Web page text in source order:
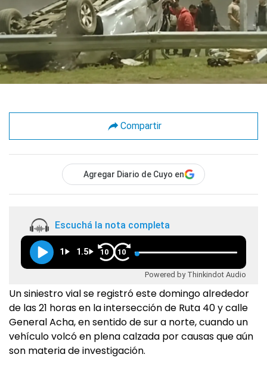
Compartir
Agregar Diario de Cuyo en
Escuchá la nota completa
1 1.5 10 10
Powered by Thinkindot Audio
Un siniestro vial se registró este domingo alrededor
de las 21 horas en la intersección de Ruta 40 y calle
General Acha, en sentido de sur a norte, cuando un
vehículo volcó en plena calzada por causas que aún
son materia de investigación.